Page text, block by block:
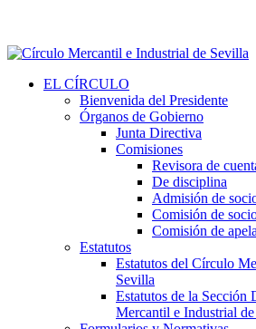
EL CÍRCULO
Bienvenida del Presidente
Órganos de Gobierno
Junta Directiva
Comisiones
Revisora de
De disciplina
Admisión de
Comisión de
Comisión de
Estatutos
Estatutos del Círculo
Sevilla
Estatutos de la
Mercantil e Industrial